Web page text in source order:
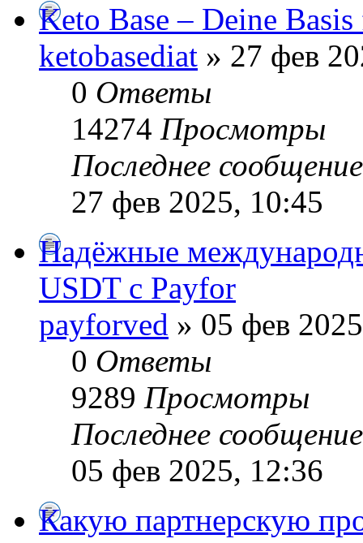
Keto Base – Deine
ketobasediat » 27 фев
0 Ответы
14274 Просмотры
Последнее
27 фев 2025, 10:45
Надёжные
USDT с Payfor
payforved » 05 фев
0 Ответы
9289 Просмотры
Последнее
05 фев 2025, 12:36
Какую партнерскую